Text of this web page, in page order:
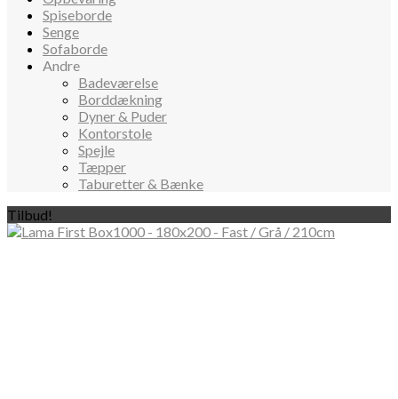
Spiseborde
Senge
Sofaborde
Andre
Badeværelse
Borddækning
Dyner & Puder
Kontorstole
Spejle
Tæpper
Taburetter & Bænke
Tilbud!